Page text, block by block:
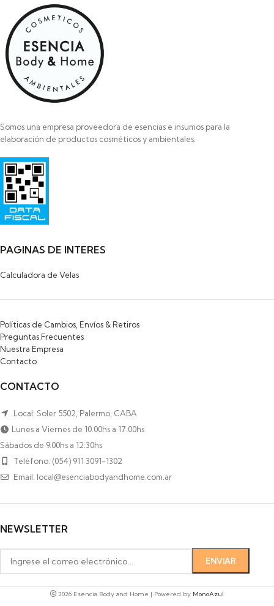
Somos una empresa proveedora de esencias e insumos para la
elaboración de productos cosméticos y ambientales.
PAGINAS DE INTERES
Calculadora de Velas
Políticas de Cambios, Envíos & Retiros
Preguntas Frecuentes
Nuestra Empresa
Contacto
CONTACTO
Local: Soler 5502, Palermo, CABA
Lunes a Viernes de 10.00hs a 17.00hs
Sábados de 9.00hs a 12:30hs
Teléfono: (054) 911 3091-1302
Email: local@esenciabodyandhome.com.ar
NEWSLETTER
2026 Esencia Body and Home | Powered by MonoAzul